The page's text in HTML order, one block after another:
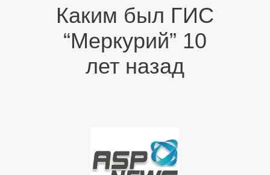
Каким был ГИС
“Меркурий” 10
лет назад
ГЛАВНАЯ
О КОМПАНИИ
НОВОСТИ